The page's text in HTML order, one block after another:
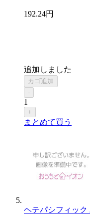
192.24円
追加しました
カゴ追加
-
1
+
まとめて買う
ヘテパシフィック